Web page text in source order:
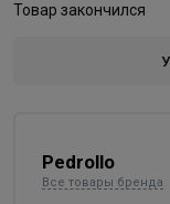
Товар закончился
Pedrollo
Все товары бренда